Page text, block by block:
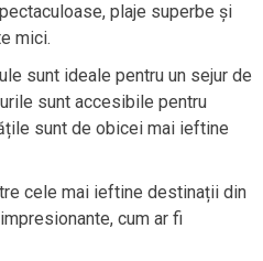
plaje superbe și
mici.
sunt ideale pentru un sejur de
sunt accesibile pentru
sunt de obicei mai ieftine
cele mai ieftine destinații din
cum ar fi